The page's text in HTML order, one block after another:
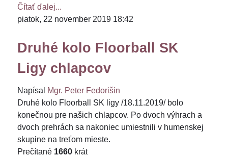
Čítať ďalej...
piatok, 22 november 2019 18:42
Druhé kolo Floorball SK
Ligy chlapcov
Napísal
Mgr. Peter Fedorišin
Druhé kolo Floorball SK ligy /18.11.2019/ bolo
konečnou pre našich chlapcov. Po dvoch výhrach a
dvoch prehrách sa nakoniec umiestnili v humenskej
skupine na treťom mieste.
Prečítané 1660 krát